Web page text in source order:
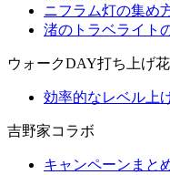
ニフラム灯の集め
渚のトラベライト
ウォークDAY打ち上げ
効率的なレベル上
吉野家コラボ
キャンペーンまと